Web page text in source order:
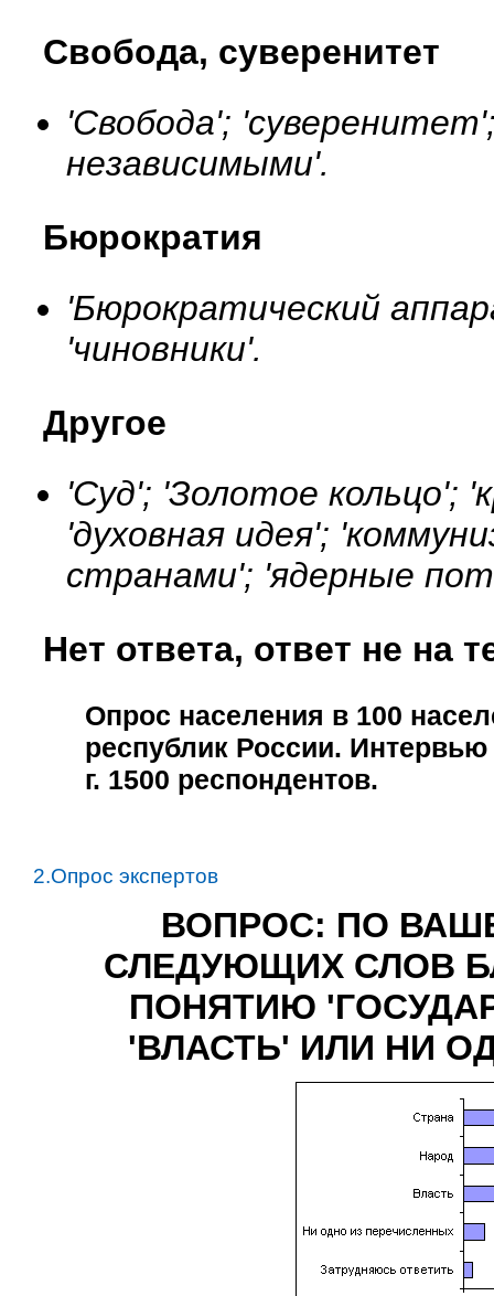
Свобода, суверенитет
'Свобода';
независимыми'.
Бюрократия
'Бюрократический
'чиновники'.
Другое
'Суд'; 'Золотое кольцо';
'духовная идея';
странами'; 'ядерные
Нет ответа, ответ не на
Опрос населения в 100
республик России.
г. 1500 респондентов.
2.Опрос экспертов
ВОПРОС: ПО
СЛЕДУЮЩИХ СЛОВ
ПОНЯТИЮ
'ВЛАСТЬ' ИЛИ НИ